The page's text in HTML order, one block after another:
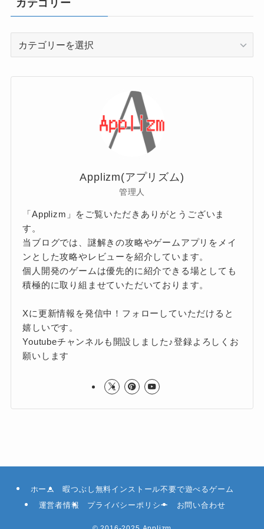
カテゴリー
Applizm(アプリズム)
管理人
「Applizm」をご覧いただきありがとうございま
す。
当ブログでは、謎解きの攻略やゲームアプリをメイ
ンとした攻略やレビューを紹介しています。
個人開発のゲームは優先的に紹介できる場としても
積極的に取り組ませていただいております。
Xに更新情報を発信中！フォローしていただけると
嬉しいです。
Youtubeチャンネルも開設しました♪登録よろしくお
願いします
ホーム
暇つぶし無料インストール不要で遊べるゲーム
運営者情報
プライバシーポリシー お問い合わせ